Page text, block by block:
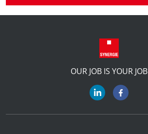
OUR JOB IS YOUR JOB